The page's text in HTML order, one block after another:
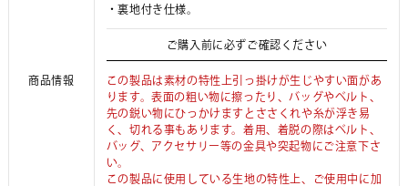
商品情報
・裏地付き仕様。
ご購入前に必ずご確認ください
この製品は素材の特性上引っ掛けが生じやすい面があ
ります。表面の粗い物に擦ったり、バッグやベルト、
先の鋭い物にひっかけますとささくれや糸が浮き易
く、切れる事もあります。着用、着脱の際はベルト、
バッグ、アクセサリー等の金具や突起物にご注意下さ
い。
この製品に使用している生地の特性上、ご使用中に加